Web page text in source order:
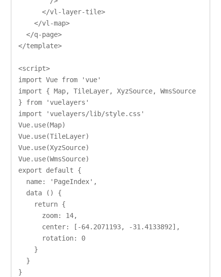
      </vl-layer-tile>
    </vl-map>
  </q-page>
</template>
<script>
import Vue from 'vue'
import { Map, TileLayer, XyzSource, WmsSource
} from 'vuelayers'
import 'vuelayers/lib/style.css'
Vue.use(Map)
Vue.use(TileLayer)
Vue.use(XyzSource)
Vue.use(WmsSource)
export default {
}